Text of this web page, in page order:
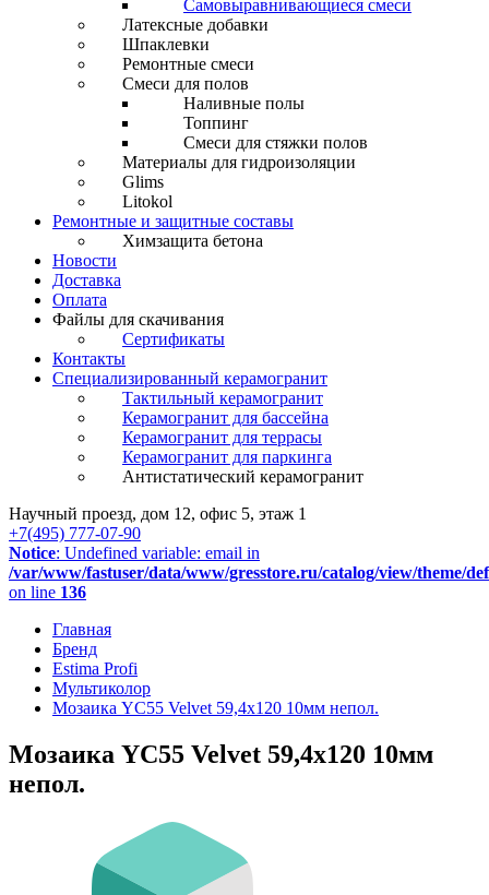
Самовыравнивающиеся смеси
Латексные добавки
Шпаклевки
Ремонтные смеси
Смеси для полов
Наливные полы
Топпинг
Смеси для стяжки полов
Материалы для гидроизоляции
Glims
Litokol
Ремонтные и защитные составы
Химзащита бетона
Новости
Доставка
Оплата
Файлы для скачивания
Сертификаты
Контакты
Специализированный керамогранит
Тактильный керамогранит
Керамогранит для бассейна
Керамогранит для террасы
Керамогранит для паркинга
Антистатический керамогранит
Научный проезд, дом 12, офис 5, этаж 1
+7(495) 777-07-90
Notice: Undefined variable: email in
/var/www/fastuser/data/www/gresstore.ru/catalog/view/theme/
on line 136
Главная
Бренд
Estima Profi
Мультиколор
Мозаика YC55 Velvet 59,4х120 10мм непол.
Мозаика YC55 Velvet 59,4х120 10мм
непол.